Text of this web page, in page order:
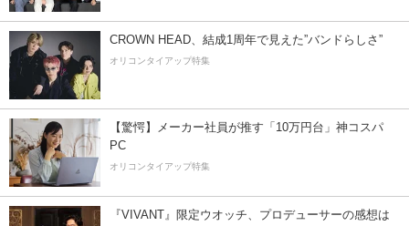
CROWN HEAD、結成1周年で見えた”バンドらしさ”
オリコンタイアップ特集
【驚愕】メーカー社員が推す「10万円台」神コスパ
PC
オリコンタイアップ特集
『VIVANT』限定ウオッチ、プロデューサーの感想は